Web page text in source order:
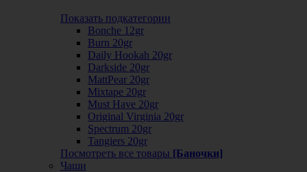
Показать подкатегории
Bonche 12gr
Burn 20gr
Daily Hookah 20gr
Darkside 20gr
MattPear 20gr
Mixtape 20gr
Must Have 20gr
Original Virginia 20gr
Spectrum 20gr
Tangiers 20gr
Посмотреть все товары [Баночки]
Чаши